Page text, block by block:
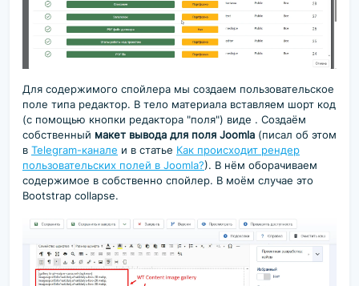
Для содержимого спойлера мы создаем пользовательское
поле типа редактор. В тело материала вставляем шорт код
(с помощью кнопки редактора "поля") виде . Создаём
собственный макет вывода для поля Joomla (писал об этом
в Telegram-канале и в статье Как происходит рендер
пользовательских полей в Joomla?). В нём оборачиваем
содержимое в собственно спойлер. В моём случае это
Bootstrap collapse.